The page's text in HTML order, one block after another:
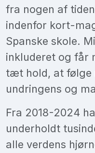
fra nogen af
indenfor kort-
Spanske skole.
inkluderet og får
tæt hold, at følge
undringens og
Fra 2018-2024
underholdt
alle verdens